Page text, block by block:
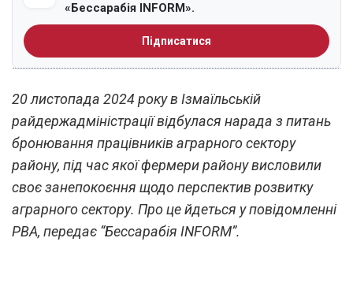
«Бессарабія INFORM».
Підписатися
20 листопада 2024 року в Ізмаїльській
райдержадміністрації відбулася нарада з питань
бронювання працівників аграрного сектору
району, під час якої фермери району висловили
своє занепокоєння щодо перспектив розвитку
аграрного сектору. Про це йдеться у повідомленні
РВА, передає “Бессарабія INFORM”.